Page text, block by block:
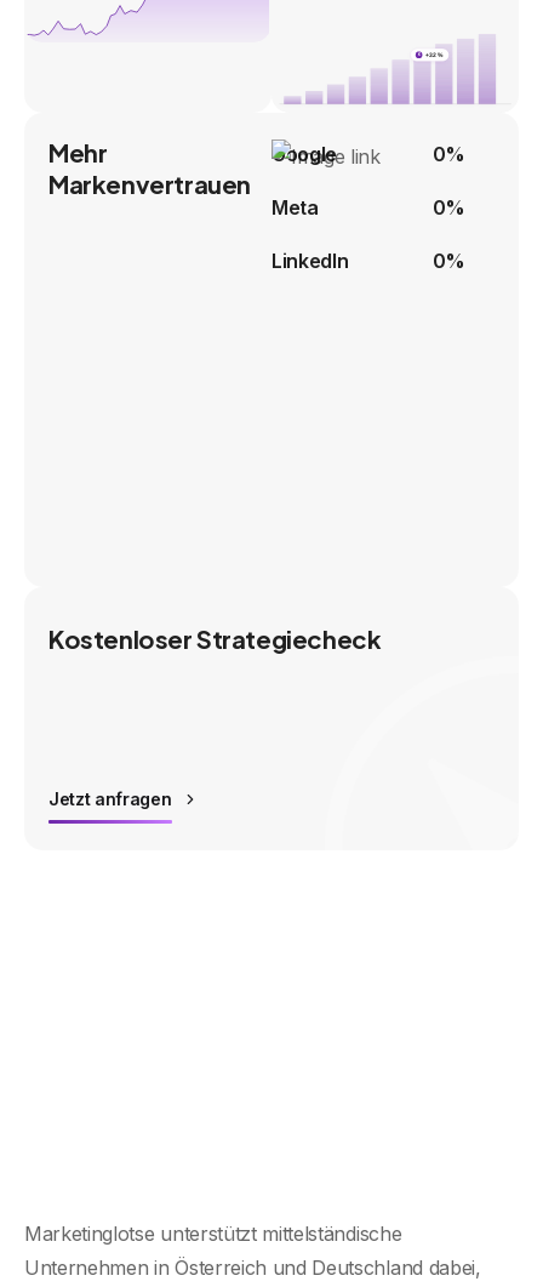
€ +32 %
Mehr
Markenvertrauen
Google 0%
Meta 0%
LinkedIn 0%
Kostenloser Strategiecheck
Jetzt anfragen
Marketinglotse unterstützt mittelständische
Unternehmen in Österreich und Deutschland dabei,